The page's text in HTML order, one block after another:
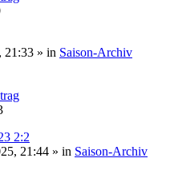
21:33 » in Saison-Archiv
2:2
21:44 » in Saison-Archiv